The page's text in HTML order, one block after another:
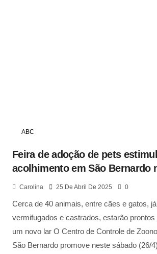
ABC
Feira de adoção de pets
acolhimento em São Bernardo
Carolina 25 De Abril De 2025 0
Cerca de 40 animais, entre cães e gatos,
vermifugados e castrados, estarão
um novo lar O Centro de Controle de
São Bernardo promove neste sábado (26/